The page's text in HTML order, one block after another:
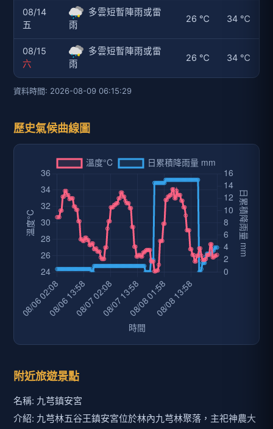
08/14
五
多雲短暫陣雨或雷
雨
26 ℃ 34 ℃
08/15
六
多雲短暫陣雨或雷
雨
26 ℃ 34 ℃
資料時間: 2026-08-09 06:15:29
歷史氣候曲線圖
附近旅遊景點
名稱: 九芎鎮安宮
介紹: 九芎林五谷王鎮安宮位於林內九芎林聚落，主祀神農大